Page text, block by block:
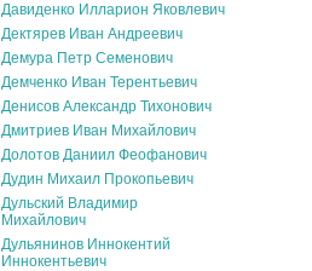
Давиденко Илларион Яковлевич
Дектярев Иван Андреевич
Демура Петр Семенович
Демченко Иван Терентьевич
Денисов Александр Тихонович
Дмитриев Иван Михайлович
Долотов Даниил Феофанович
Дудин Михаил Прокопьевич
Дульский Владимир
Михайлович
Дульянинов Иннокентий
Иннокентьевич